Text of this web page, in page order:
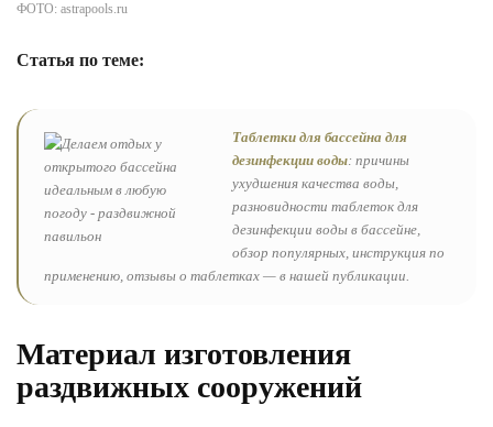
ФОТО: astrapools.ru
Статья по теме:
Таблетки для бассейна для
дезинфекции воды: причины
ухудшения качества воды,
разновидности таблеток для
дезинфекции воды в бассейне,
обзор популярных, инструкция по
применению, отзывы о таблетках — в нашей публикации.
Материал изготовления
раздвижных сооружений